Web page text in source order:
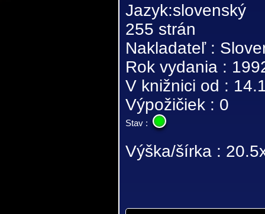
Jazyk:slovenský
255 strán
Nakladateľ :
Rok vydania :
V knižnici od :
Výpožičiek : 0
Stav :
Výška/šírka :